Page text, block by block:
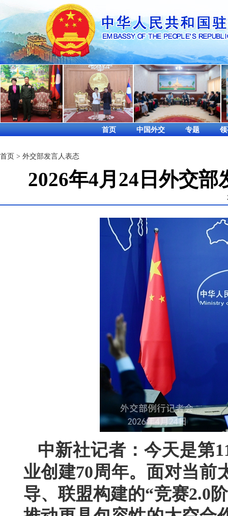
首页 中国外交 专题
首页 > 外交部发言人表态
2026年4月24日外交
中新社记者：今天是第
业创建70周年。面对当前
导、联盟构建的“竞赛2.0